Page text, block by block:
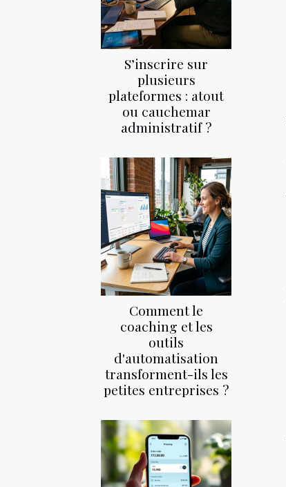
S’inscrire sur
plusieurs
plateformes : atout
ou cauchemar
administratif ?
Comment le
coaching et les
outils
d'automatisation
transforment-ils les
petites entreprises ?